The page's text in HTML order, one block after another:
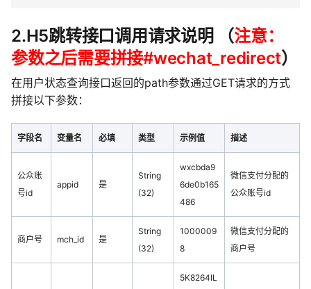
2.H5跳转接口调用请求说明 （注意：
参数之后需要拼接#wechat_redirect）
在用户状态查询接口返回的path参数通过GET请求的方式
拼接以下参数：
字段名 变量名 必填 类型 示例值 描述
公众账
号id
appid 是
String
(32)
wxcbda9
6de0b165
486
微信支付分配的
公众账号id
商户号 mch_id 是
String
(32)
1000009
8
微信支付分配的
商户号
5K8264IL